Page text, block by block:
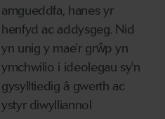
amgueddfa, hanes yr
henfyd ac addysgeg. Nid
yn unig y mae'r grŵp yn
ymchwilio i ideolegau sy'n
gysylltiedig â gwerth ac
ystyr diwylliannol